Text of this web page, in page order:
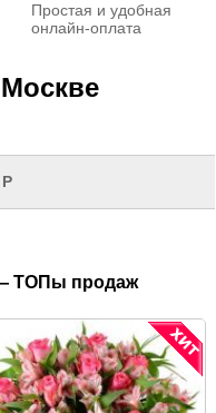
Простая и удобная
онлайн-оплата
ТОПы продаж